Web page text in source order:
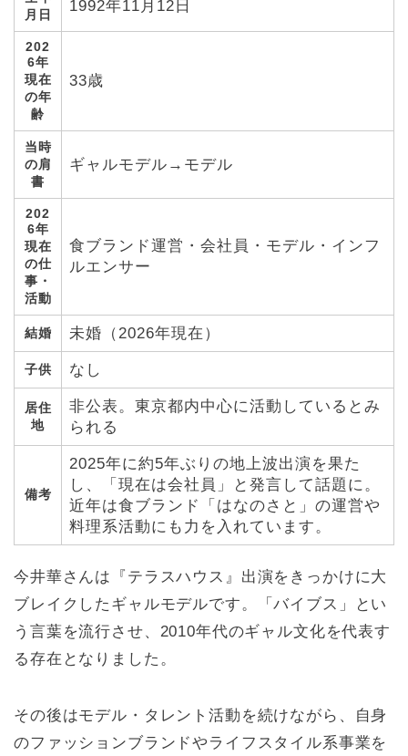
月日
1992年11月12日
202
6年
現在
の年
齢
33歳
当時
の肩
書
ギャルモデル→モデル
202
6年
現在
の仕
事・
活動
食ブランド運営・会社員・モデル・インフ
ルエンサー
結婚 未婚（2026年現在）
子供 なし
居住
地
非公表。東京都内中心に活動しているとみ
られる
備考
2025年に約5年ぶりの地上波出演を果た
し、「現在は会社員」と発言して話題に。
近年は食ブランド「はなのさと」の運営や
料理系活動にも力を入れています。
今井華さんは『テラスハウス』出演をきっかけに大
ブレイクしたギャルモデルです。「バイブス」とい
う言葉を流行させ、2010年代のギャル文化を代表す
る存在となりました。
その後はモデル・タレント活動を続けながら、自身
のファッションブランドやライフスタイル系事業を